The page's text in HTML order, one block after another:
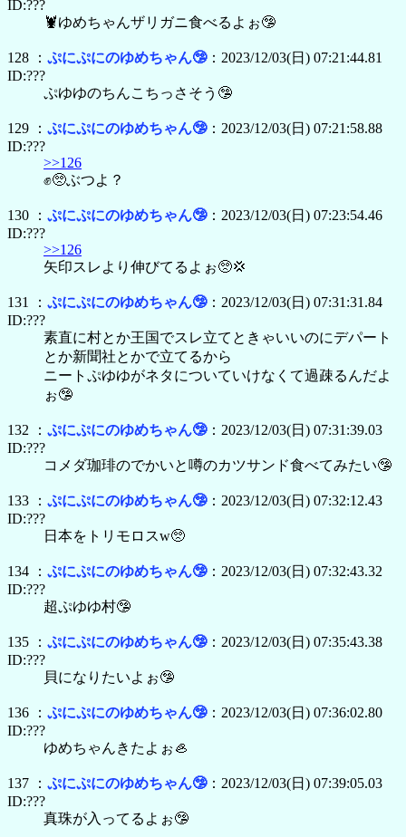
ID:???
🦞ゆめちゃんザリガニ食べるよぉ🤥
128 ： ぷにぷにのゆめちゃん🤥：2023/12/03(日) 07:21:44.81
ID:???
ぷゆゆのちんこちっさそう🤥
129 ： ぷにぷにのゆめちゃん🤥：2023/12/03(日) 07:21:58.88
ID:???
>>126
✊🥺ぶつよ？
130 ： ぷにぷにのゆめちゃん🤥：2023/12/03(日) 07:23:54.46
ID:???
>>126
矢印スレより伸びてるよぉ🥺💢
131 ： ぷにぷにのゆめちゃん🤥：2023/12/03(日) 07:31:31.84
ID:???
素直に村とか王国でスレ立てときゃいいのにデパート
とか新聞社とかで立てるから
ニートぷゆゆがネタについていけなくて過疎るんだよ
ぉ🤥
132 ： ぷにぷにのゆめちゃん🤥：2023/12/03(日) 07:31:39.03
ID:???
コメダ珈琲のでかいと噂のカツサンド食べてみたい🤥
133 ： ぷにぷにのゆめちゃん🤥：2023/12/03(日) 07:32:12.43
ID:???
日本をトリモロスw🥺
134 ： ぷにぷにのゆめちゃん🤥：2023/12/03(日) 07:32:43.32
ID:???
超ぷゆゆ村🤥
135 ： ぷにぷにのゆめちゃん🤥：2023/12/03(日) 07:35:43.38
ID:???
貝になりたいよぉ🤥
136 ： ぷにぷにのゆめちゃん🤥：2023/12/03(日) 07:36:02.80
ID:???
ゆめちゃんきたよぉ🦪
137 ： ぷにぷにのゆめちゃん🤥：2023/12/03(日) 07:39:05.03
ID:???
真珠が入ってるよぉ🤥